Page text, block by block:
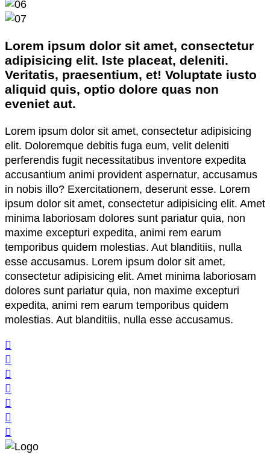
Lorem ipsum dolor sit amet, consectetur
adipisicing elit. Iste placeat, deleniti.
Veritatis, praesentium, et! Voluptate iusto
aliquid quis, optio dolore quas non
eveniet aut.
Lorem ipsum dolor sit amet, consectetur adipisicing
elit. Doloremque debitis fuga eum, velit deleniti
perferendis fugit necessitatibus inventore expedita
accusantium animi provident aspernatur, accusamus
in nobis illo? Exercitationem, deserunt esse. Lorem
ipsum dolor sit amet, consectetur adipisicing elit. Amet
minima laboriosam dolores sunt pariatur quia, non
maxime excepturi expedita, animi rem earum
temporibus quidem molestias. Aut blanditiis, nulla
esse accusamus. Lorem ipsum dolor sit amet,
consectetur adipisicing elit. Amet minima laboriosam
dolores sunt pariatur quia, non maxime excepturi
expedita, animi rem earum temporibus quidem
molestias. Aut blanditiis, nulla esse accusamus.